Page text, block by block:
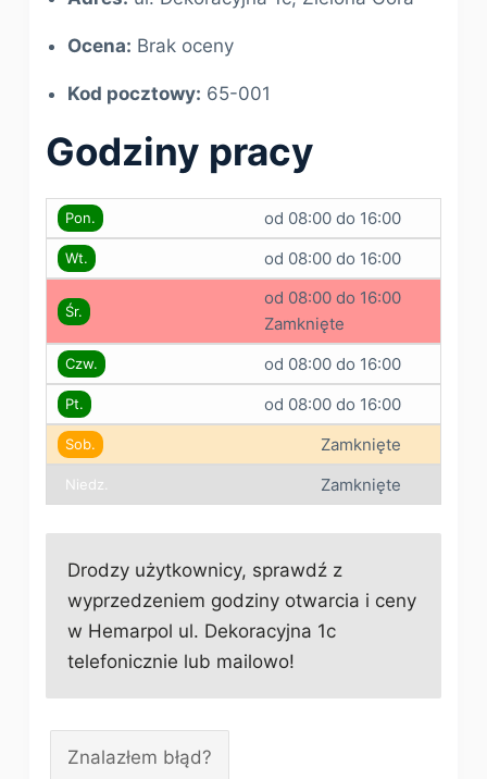
Ocena: Brak oceny
Kod pocztowy: 65-001
Godziny pracy
Pon. od 08:00 do 16:00
Wt. od 08:00 do 16:00
Śr.
od 08:00 do 16:00
Zamknięte
Czw. od 08:00 do 16:00
Pt. od 08:00 do 16:00
Sob. Zamknięte
Niedz. Zamknięte
Drodzy użytkownicy, sprawdź z
wyprzedzeniem godziny otwarcia i ceny
w Hemarpol ul. Dekoracyjna 1c
telefonicznie lub mailowo!
Znalazłem błąd?